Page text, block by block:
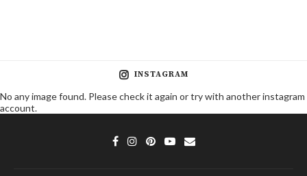
INSTAGRAM
No any image found. Please check it again or try with another instagram
account.